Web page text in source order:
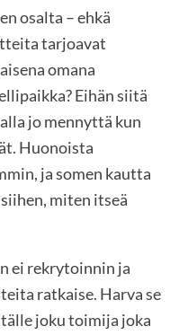
osalta – ehkä
tarjoavat
omana
Eihän siitä
jo mennyttä kun
Huonoista
ja somen kautta
miten itseä
ei rekrytoinnin ja
ratkaise. Harva se
joku toimija joka